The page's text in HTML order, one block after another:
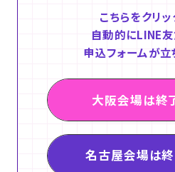
こちらをクリッ
自動的にLINE
申込フォームが立
大阪会場は終
名古屋会場は